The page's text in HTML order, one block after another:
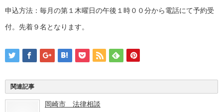
申込方法：毎月の第１木曜日の午後１時００分から電話にて予約受
付。先着９名となります。
関連記事
岡崎市 法律相談